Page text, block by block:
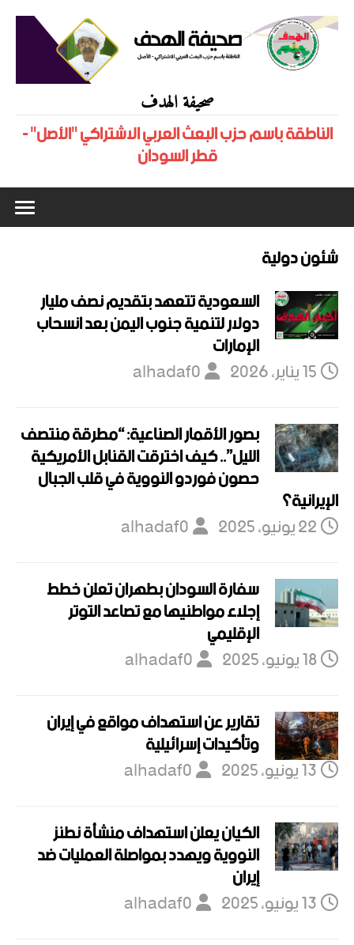
صحيفة الهدف
الناطقة باسم حزب البعث العربي الاشتراكي "الأصل" -
قطر السودان
شئون دولية
السعودية تتعهد بتقديم نصف مليار
دولار لتنمية جنوب اليمن بعد انسحاب
الإمارات
15 يناير، 2026
alhadaf0
بصور الأقمار الصناعية: “مطرقة منتصف
الليل”.. كيف اخترقت القنابل الأمريكية
حصون فوردو النووية في قلب الجبال
الإيرانية؟
22 يونيو، 2025
alhadaf0
سفارة السودان بطهران تعلن خطط
إجلاء مواطنيها مع تصاعد التوتر
الإقليمي
18 يونيو، 2025
alhadaf0
تقارير عن استهداف مواقع في إيران
وتأكيدات إسرائيلية
13 يونيو، 2025
alhadaf0
الكيان يعلن استهداف منشأة نطنز
النووية ويهدد بمواصلة العمليات ضد
إيران
13 يونيو، 2025
alhadaf0